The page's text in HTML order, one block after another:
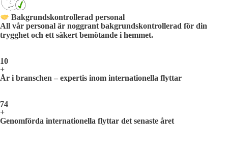
Bakgrundskontrollerad personal
All vår personal är noggrant bakgrundskontrollerad för din
trygghet och ett säkert bemötande i hemmet.
10
+
År i branschen – expertis inom internationella flyttar
74
+
Genomförda internationella flyttar det senaste året